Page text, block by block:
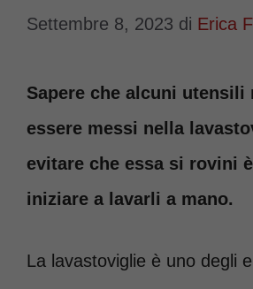
Settembre 8, 2023 di Erica
Sapere che alcuni utensili
essere messi nella
evitare che essa si rovini
iniziare a lavarli a mano.
La lavastoviglie è uno degli